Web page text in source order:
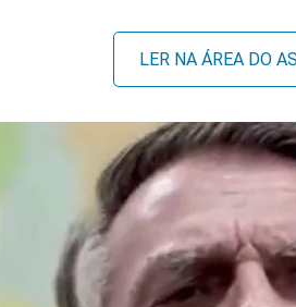
LER NA ÁREA DO